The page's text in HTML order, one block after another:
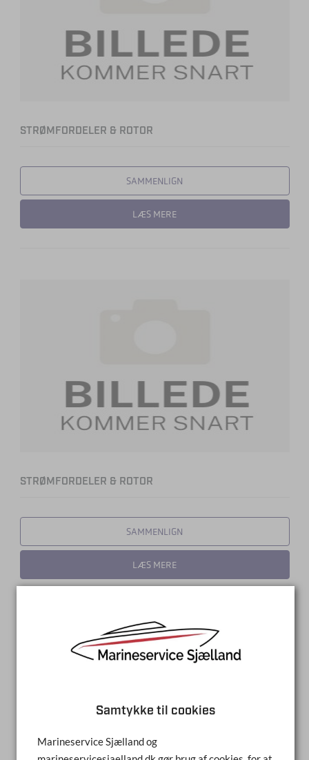
STRØMFORDELER & ROTOR
SAMMENLIGN
LÆS MERE
STRØMFORDELER & ROTOR
SAMMENLIGN
LÆS MERE
Samtykke til cookies
Marineservice Sjælland og